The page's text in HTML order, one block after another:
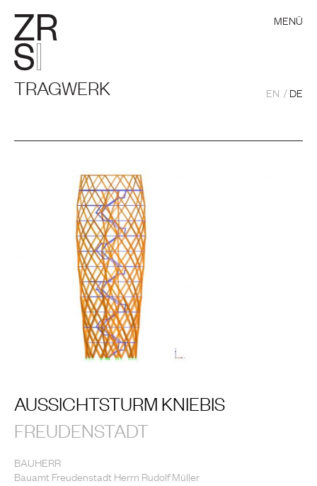
TRAGWERK
MENÜ
EN DE
AUSSICHTSTURM KNIEBIS
FREUDENSTADT
BAUHERR
Bauamt Freudenstadt Herrn Rudolf Müller